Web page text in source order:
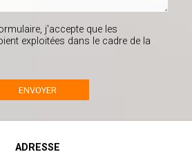
j'accepte que les
exploitées dans le cadre de la
ADRESSE